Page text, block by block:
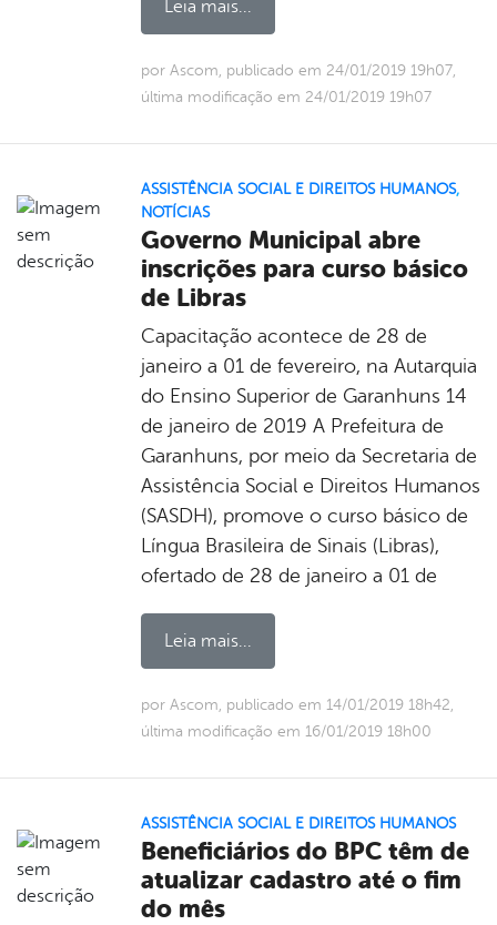
Leia mais...
por Ascom, publicado em 24/01/2019 19h07,
última modificação em 24/01/2019 19h07
ASSISTÊNCIA SOCIAL E DIREITOS HUMANOS,
NOTÍCIAS
Governo Municipal abre
inscrições para curso básico
de Libras
Capacitação acontece de 28 de
janeiro a 01 de fevereiro, na Autarquia
do Ensino Superior de Garanhuns 14
de janeiro de 2019 A Prefeitura de
Garanhuns, por meio da Secretaria de
Assistência Social e Direitos Humanos
(SASDH), promove o curso básico de
Língua Brasileira de Sinais (Libras),
ofertado de 28 de janeiro a 01 de
Leia mais...
por Ascom, publicado em 14/01/2019 18h42,
última modificação em 16/01/2019 18h00
ASSISTÊNCIA SOCIAL E DIREITOS HUMANOS
Beneficiários do BPC têm de
atualizar cadastro até o fim
do mês